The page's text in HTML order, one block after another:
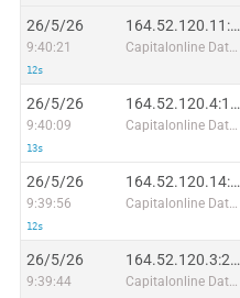
26/5/26
9:40:21
12s
164.52.120.11:28750
Capitalonline Data Service (HK) Co
26/5/26
9:40:09
13s
164.52.120.4:19816
Capitalonline Data Service (HK) Co
26/5/26
9:39:56
12s
164.52.120.14:4032
Capitalonline Data Service (HK) Co
26/5/26
9:39:44
164.52.120.3:29363
Capitalonline Data Service (HK) Co